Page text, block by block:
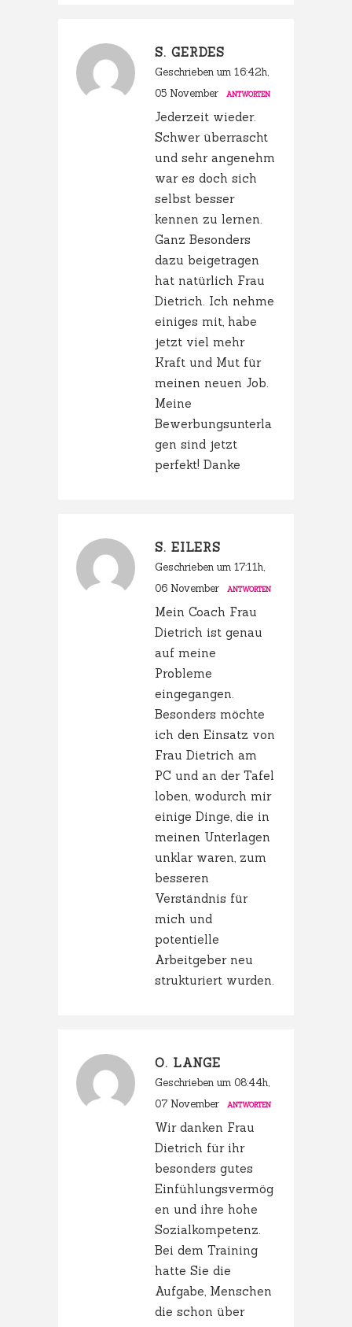
S. GERDES
Geschrieben um 16:42h,
05 November
ANTWORTEN
Jederzeit wieder.
Schwer überrascht
und sehr angenehm
war es doch sich
selbst besser
kennen zu lernen.
Ganz Besonders
dazu beigetragen
hat natürlich Frau
Dietrich. Ich nehme
einiges mit, habe
jetzt viel mehr
Kraft und Mut für
meinen neuen Job.
Meine
Bewerbungsunterla
gen sind jetzt
perfekt! Danke
S. EILERS
Geschrieben um 17:11h,
06 November
ANTWORTEN
Mein Coach Frau
Dietrich ist genau
auf meine
Probleme
eingegangen.
Besonders möchte
ich den Einsatz von
Frau Dietrich am
PC und an der Tafel
loben, wodurch mir
einige Dinge, die in
meinen Unterlagen
unklar waren, zum
besseren
Verständnis für
mich und
potentielle
Arbeitgeber neu
strukturiert wurden.
O. LANGE
Geschrieben um 08:44h,
07 November
ANTWORTEN
Wir danken Frau
Dietrich für ihr
besonders gutes
Einfühlungsvermög
en und ihre hohe
Sozialkompetenz.
Bei dem Training
hatte Sie die
Aufgabe, Menschen
die schon über